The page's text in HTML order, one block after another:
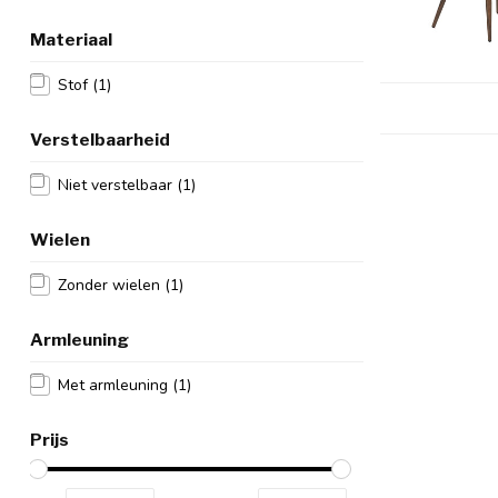
Materiaal
Stof (1)
Verstelbaarheid
Niet verstelbaar (1)
Wielen
Zonder wielen (1)
Armleuning
Met armleuning (1)
Prijs